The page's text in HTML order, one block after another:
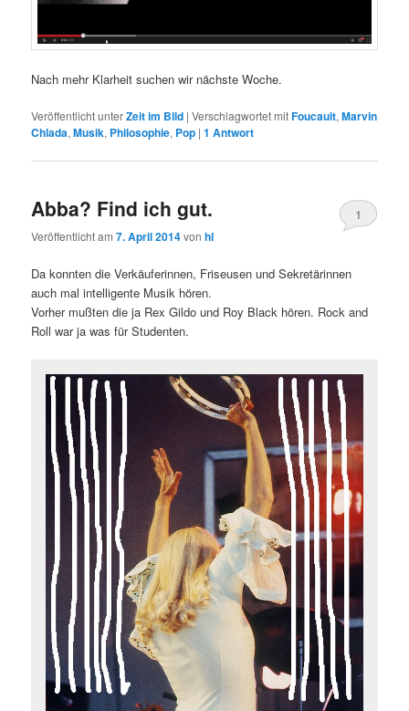
Nach mehr Klarheit suchen wir nächste Woche.
Veröffentlicht unterZeit im Bild |Verschlagwortet mitFoucault,Marvin
Chlada,Musik, Philosophie, Pop |1 Antwort
Abba? Find ich gut.
Veröffentlicht am7. April 2014vonhl
1
Da konnten die Verkäuferinnen, Friseusen und Sekretärinnen
auch mal intelligente Musik hören.
Vorher mußten die ja Rex Gildo und Roy Black hören. Rock and
Roll war ja was für Studenten.